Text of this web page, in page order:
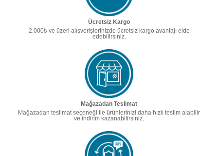
Ücretsiz Kargo
2.000₺ ve üzeri alışverişlerinizde ücretsiz kargo avantajı elde
edebilirsiniz.
Mağazadan Teslimat
Mağazadan teslimat seçeneği ile ürünlerinizi daha hızlı teslim alabilir
ve indirim kazanabilirsiniz.